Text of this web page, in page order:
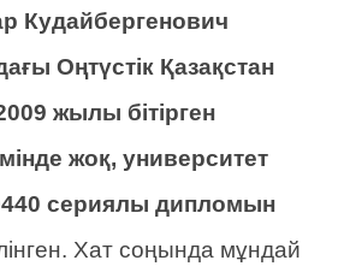
Кудайбергенович
Оңтүстік Қазақстан
жылы бітірген
жоқ, университет
сериялы дипломын
Хат соңында мұндай